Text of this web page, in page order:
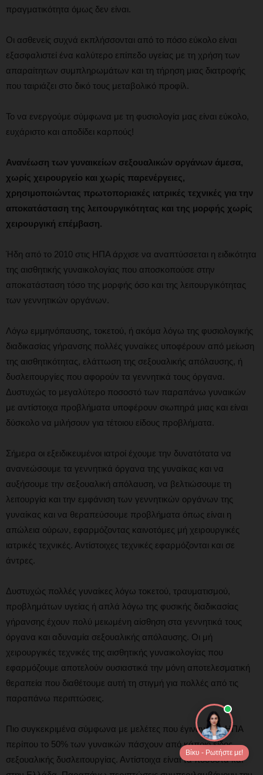
πραγματικότητα όμως δεν είναι.
Οι ασθενείς συχνά εκπλήσσονται από το πόσο εύκολο είναι
εξασφαλιστεί ένα καλύτερο επίπεδο υγείας με τη χρήση των
απαραίτητων συμπληρωμάτων και τη τήρηση μιας διατροφής
που ταιριάζει στο δικό τους μεταβολικό προφίλ.
Το να ενεργούμε σύμφωνα με τη φυσιολογία μας είναι εύκολο,
ευχάριστο και αποδίδει καρπούς!
Ανανέωση των γυναικείων σεξουαλικών οργάνων άμεσα,
χωρίς χειρουργείο και χωρίς παρενέργειες,
χρησιμοποιώντας πρωτοποριακές ιατρικές τεχνικές για την
αποκατάσταση της λειτουργικότητας και της μορφής χωρίς
χειρουργική επέμβαση.
Ήδη από το 2010 στις ΗΠΑ άρχισε να αναπτύσσεται η ειδικότητα
της αισθητικής γυναικολογίας που αποσκοπούσε στην
αποκατάσταση τόσο της μορφής όσο και της λειτουργικότητας
των γεννητικών οργάνων.
Λόγω εμμηνόπαυσης, τοκετού, ή ακόμα λόγω της φυσιολογικής
διαδικασίας γήρανσης πολλές γυναίκες υποφέρουν από μείωση
της αισθητικότητας, ελάττωση της σεξουαλικής απόλαυσης, ή
δυσλειτουργίες που αφορούν τα γεννητικά τους όργανα.
Δυστυχώς το μεγαλύτερο ποσοστό των παραπάνω γυναικών
με αντίστοιχα προβλήματα υποφέρουν σιωπηρά μιας και είναι
δύσκολο να μιλήσουν για τέτοιου είδους προβλήματα.
Σήμερα οι εξειδικευμένοι ιατροί έχουμε την δυνατότατα να
ανανεώσουμε τα γεννητικά όργανα της γυναίκας και να
αυξήσουμε την σεξουαλική απόλαυση, να βελτιώσουμε τη
λειτουργία και την εμφάνιση των γεννητικών οργάνων της
γυναίκας και να θεραπεύσουμε προβλήματα όπως είναι η
απώλεια ούρων, εφαρμόζοντας καινοτόμες μή χειρουργικές
ιατρικές τεχνικές. Αντίστοιχες τεχνικές εφαρμόζονται και σε
άντρες.
Δυστυχώς πολλές γυναίκες λόγω τοκετού, τραυματισμού,
προβλημάτων υγείας ή απλά λόγω της φυσικής διαδικασίας
γήρανσης έχουν πολύ μειωμένη αίσθηση στα γεννητικά τους
όργανα και αδυναμία σεξουαλικής απόλαυσης. Οι μή
χειρουργικές τεχνικές της αισθητικής γυναικολογίας που
εφαρμόζουμε αποτελούν ουσιαστικά την μόνη αποτελεσματική
θεραπεία που διαθέτουμε αυτή τη στιγμή για πολλές από τις
παραπάνω περιπτώσεις.
Πιο συγκεκριμένα σύμφωνα με μελέτες που έγιναν στις ΗΠΑ
περίπου το 50% των γυναικών πάσχουν από κάποιο είδος
σεξουαλικής δυσλειτουργίας. Αντίστοιχα είναι τα ποσοστά και
Βίκυ - Ρωτήστε με!